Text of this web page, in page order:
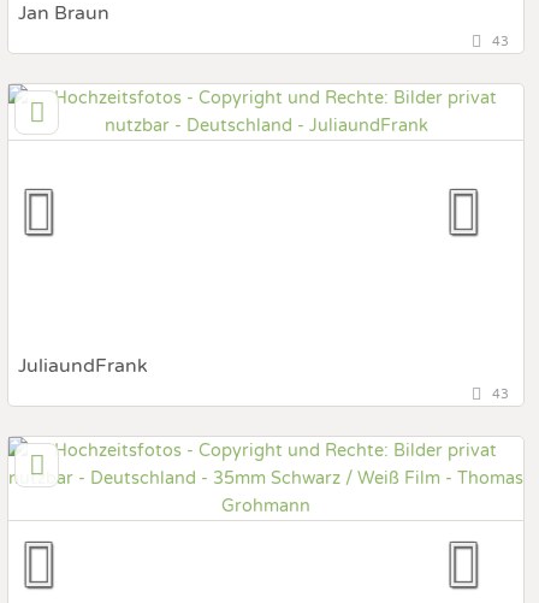
Jan Braun
33100 Paderborn, Nordrhein-Westfalen, Deutschland
Art des Shootings:
Prewedding Shooting
Fotobox mit Zubehör
43
JuliaundFrank
01309 Dresden, Sachsen, Deutschland
Art des Shootings:
Prewedding Shooting
Fotostory
Fotobox mit Zubehör
43